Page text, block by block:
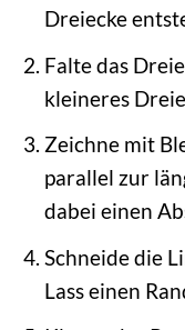
Dreiecke
Falte das
kleineres
Zeichne mit
parallel zur
dabei einen
Schneide die
Lass einen